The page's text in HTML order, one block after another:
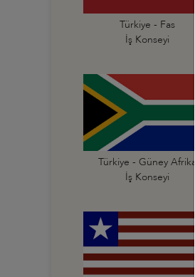
Türkiye - Fas
İş Konseyi
Türkiye - Güney Afrika
İş Konseyi